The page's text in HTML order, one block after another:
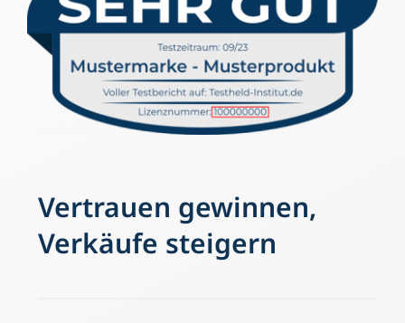
Vertrauen gewinnen,
Verkäufe steigern